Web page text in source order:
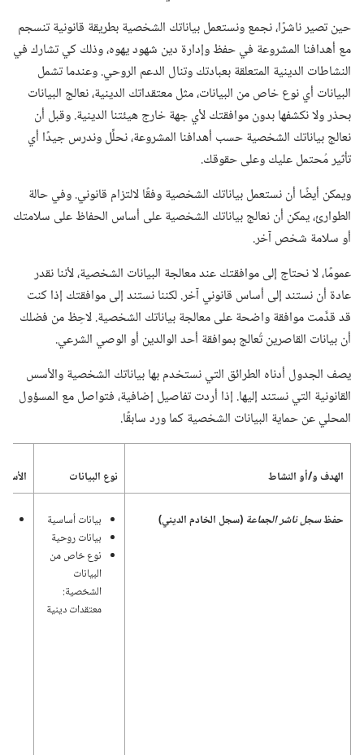
حين تصير ناشرًا،‏ نجمع ونستعمل بياناتك الشخصية بطريقة قانونية تنسجم
مع أهدافنا المشروعة في حفظ وإدارة دين شهود يهوه،‏ وذلك كي تشارك في
النشاطات الدينية المتعلقة بعبادتك وتنال الدعم الروحي.‏ وعندما تشمل
البيانات أي نوع خاص من البيانات،‏ مثل معتقداتك الدينية،‏ نعالج البيانات
بحذر ولا نكشفها بدون موافقتك لأي جهة خارج هيئتنا الدينية.‏ وقبل أن
نعالج بياناتك الشخصية حسب أهدافنا المشروعة،‏ نحلِّل وندرس جيدًا أي
تأثير مُحتمل عليك وعلى حقوقك.‏
ويمكن أيضًا أن نستعمل بياناتك الشخصية وفقًا لالتزام قانوني.‏ وفي حالة
الطوارئ،‏ يمكن أن نعالج بياناتك الشخصية على أساس الحفاظ على سلامتك
أو سلامة شخص آخر.‏
عمومًا،‏ لا نحتاج إلى موافقتك عند معالجة البيانات الشخصية،‏ لأننا نقدر
عادة أن نستند إلى أساس قانوني آخر.‏ لكننا نستند إلى موافقتك إذا كنت
قد قدَّمت موافقة واضحة على معالجة بياناتك الشخصية.‏ لاحِظ من فضلك
أن بيانات القاصرين تُعالج بموافقة أحد الوالدين أو الوصي الشرعي.‏
يصف الجدول أدناه الطرائق التي نستخدم بها بياناتك الشخصية والأسس
القانونية التي نستند إليها.‏ إذا أردت تفاصيل إضافية،‏ فتواصل مع المسؤول
المحلي عن حماية البيانات الشخصية كما ورد سابقًا.‏
الهدف و/‏أو النشاط نوع البيانات
حفظسجل ناشر الجماعة (‏سجل الخادم الديني)‏
بيانات أساسية
بيانات روحية
نوع خاص من
البيانات
الشخصية:‏
معتقدات دينية